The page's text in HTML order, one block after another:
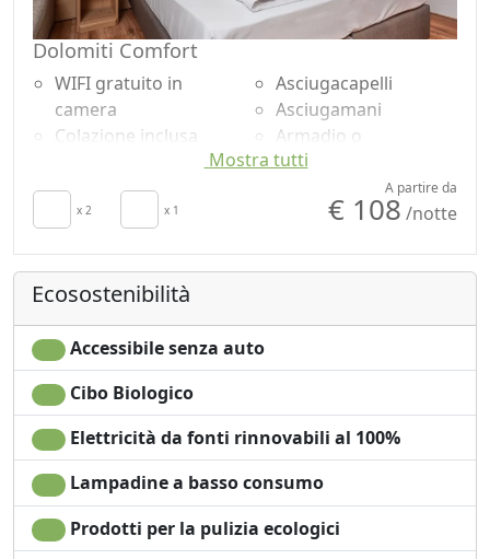
Dolomiti Comfort
WIFI gratuito in
camera
Colazione inclusa
Riscaldamento
autonomo
Asciugacapelli
Asciugamani
Armadio o
Guardaroba
Doccia
Mostra tutti
x 2 x 1
A partire da
€ 108 /notte
Ecosostenibilità
Accessibile senza auto
Cibo Biologico
Elettricità da fonti rinnovabili al 100%
Lampadine a basso consumo
Prodotti per la pulizia ecologici